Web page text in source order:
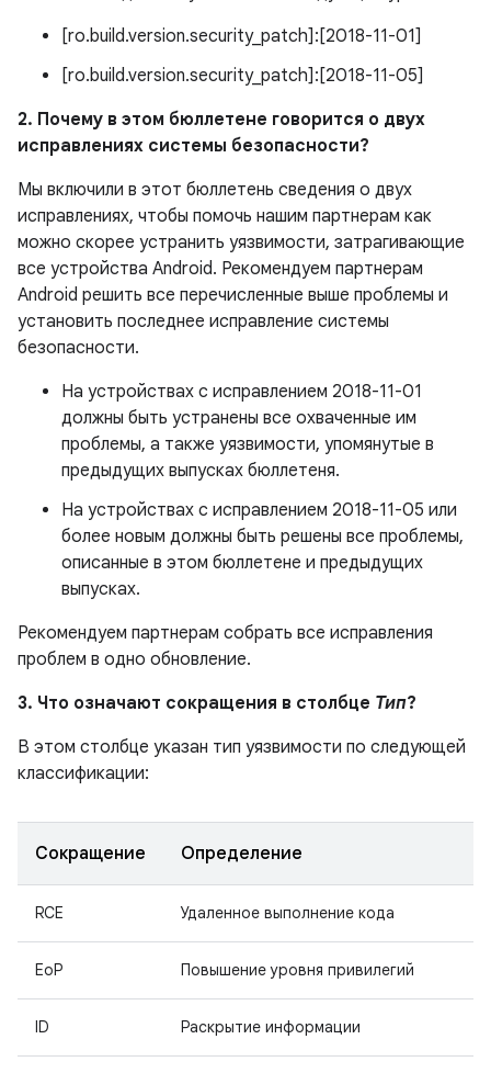
[ro.build.version.security_patch]:[2018-11-01]
[ro.build.version.security_patch]:[2018-11-05]
2. Почему в этом бюллетене говорится о двух
исправлениях системы безопасности?
Мы включили в этот бюллетень сведения о двух
исправлениях, чтобы помочь нашим партнерам как
можно скорее устранить уязвимости, затрагивающие
все устройства Android. Рекомендуем партнерам
Android решить все перечисленные выше проблемы и
установить последнее исправление системы
безопасности.
На устройствах с исправлением 2018-11-01
должны быть устранены все охваченные им
проблемы, а также уязвимости, упомянутые в
предыдущих выпусках бюллетеня.
На устройствах с исправлением 2018-11-05 или
более новым должны быть решены все проблемы,
описанные в этом бюллетене и предыдущих
выпусках.
Рекомендуем партнерам собрать все исправления
проблем в одно обновление.
3. Что означают сокращения в столбце Тип?
В этом столбце указан тип уязвимости по следующей
классификации:
Сокращение Определение
RCE Удаленное выполнение кода
EoP Повышение уровня привилегий
ID Раскрытие информации